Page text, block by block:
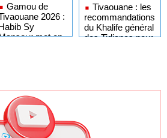
Gamou de
2026 :
Sy
met en
Tivaouane : les
recommandations
du Khalife général
des Tidianes pour